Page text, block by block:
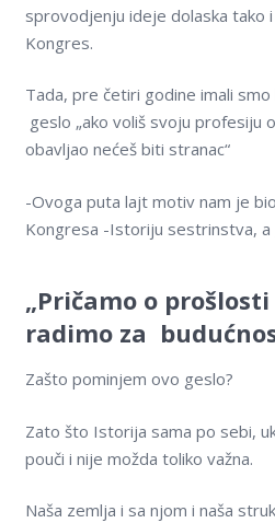
sprovodjenju ideje dolaska tako
Kongres.
Tada, pre četiri godine imali
geslo „ako voliš svoju profesiju
obavljao nećeš biti stranac“
-Ovoga puta lajt motiv nam je
Kongresa -Istoriju sestrinstva, a
„Pričamo o
radimo za
Zašto pominjem ovo geslo?
Zato što Istorija sama po sebi,
pouči i nije možda toliko važna.
Naša zemlja i sa njom i naša